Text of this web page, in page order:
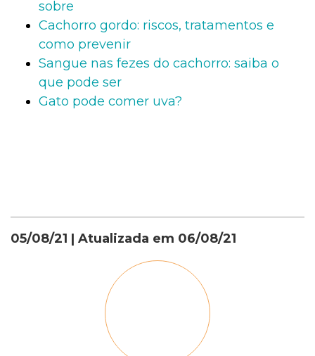
sobre
Cachorro gordo: riscos, tratamentos e
como prevenir
Sangue nas fezes do cachorro: saiba o
que pode ser
Gato pode comer uva?
05/08/21 | Atualizada em 06/08/21